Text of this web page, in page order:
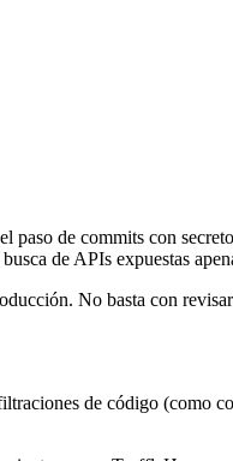
de commits con
de APIs expuestas
No basta con
de código (como